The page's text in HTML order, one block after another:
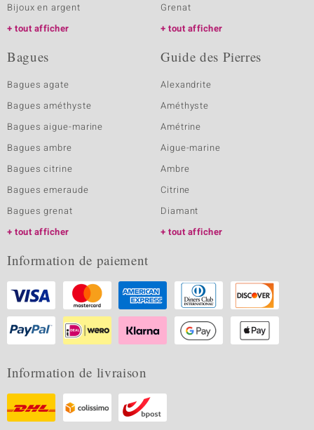
Bijoux en argent
tout afficher
Grenat
tout afficher
Bagues
Bagues agate
Bagues améthyste
Bagues aigue-marine
Bagues ambre
Bagues citrine
Bagues emeraude
Bagues grenat
tout afficher
Guide des Pierres
Alexandrite
Améthyste
Amétrine
Aigue-marine
Ambre
Citrine
Diamant
tout afficher
Information de paiement
Information de livraison